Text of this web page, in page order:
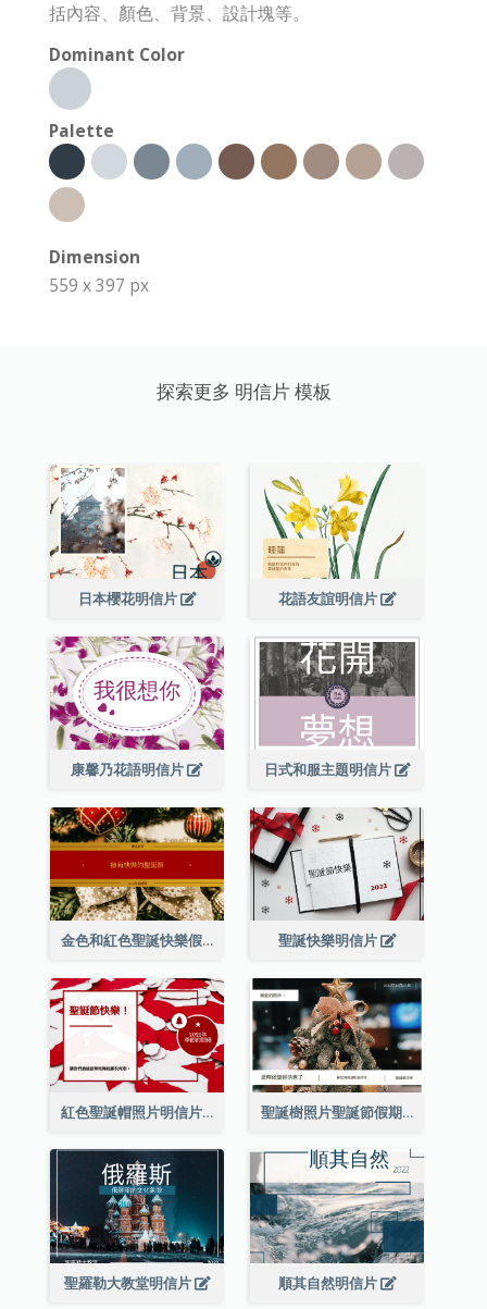
括內容、顏色、背景、設計塊等。
Dominant Color
Palette
Dimension
559 x 397 px
探索更多 明信片 模板
日本櫻花明信片 花語友誼明信片
康馨乃花語明信片 日式和服主題明信片
金色和紅色聖誕快樂假期明信片 聖誕快樂明信片
紅色聖誕帽照片明信片 聖誕樹照片聖誕節假期明信片
聖羅勒大教堂明信片 順其自然明信片